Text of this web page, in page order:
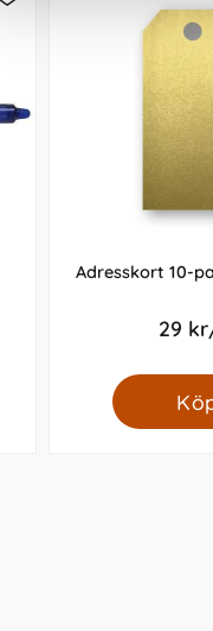
Adresskort 10-
29